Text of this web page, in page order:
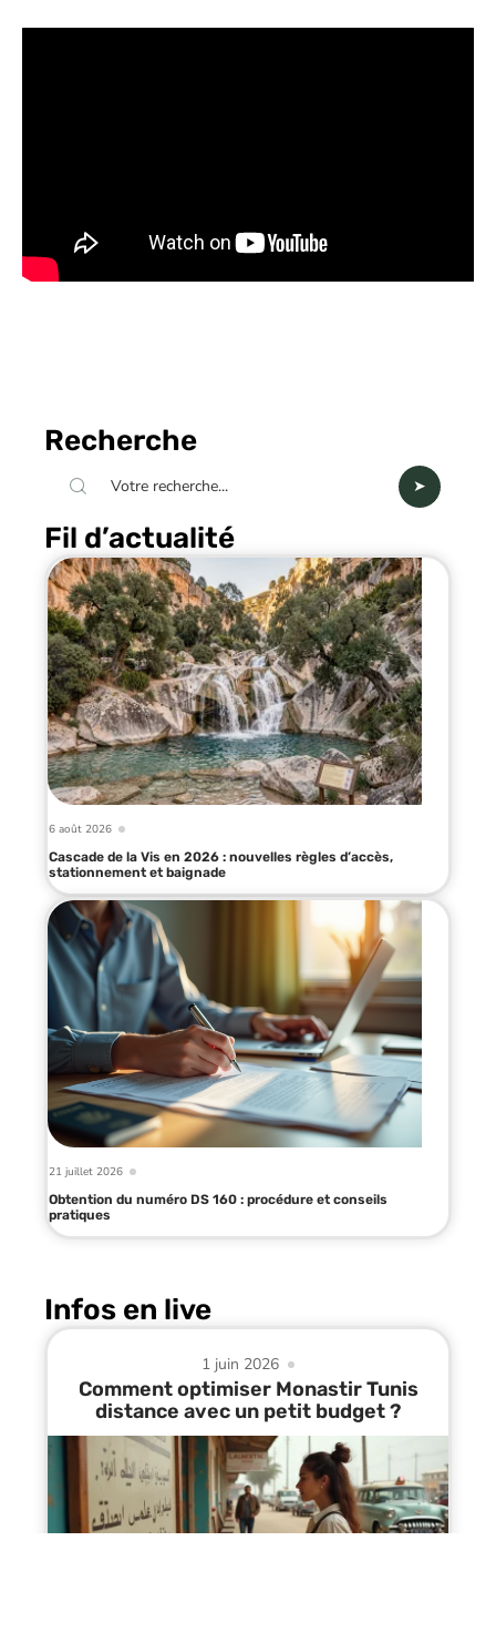
Recherche
Fil d’actualité
6 août 2026
Cascade de la Vis en 2026 : nouvelles règles d’accès,
stationnement et baignade
21 juillet 2026
Obtention du numéro DS 160 : procédure et conseils
pratiques
Infos en live
1 juin 2026
Comment optimiser Monastir Tunis
distance avec un petit budget ?